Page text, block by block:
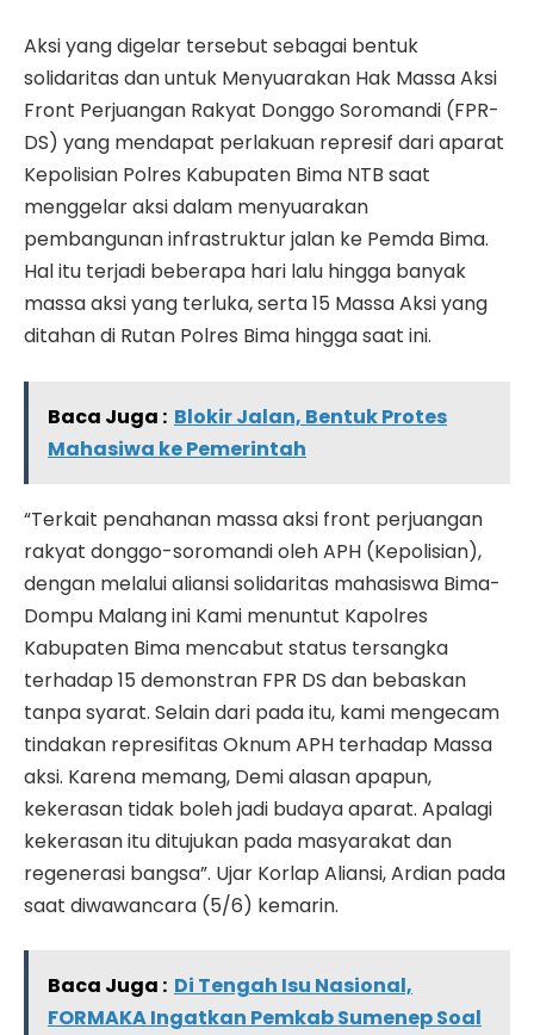
Aksi yang digelar tersebut sebagai bentuk
solidaritas dan untuk Menyuarakan Hak Massa Aksi
Front Perjuangan Rakyat Donggo Soromandi (FPR-
DS) yang mendapat perlakuan represif dari aparat
Kepolisian Polres Kabupaten Bima NTB saat
menggelar aksi dalam menyuarakan
pembangunan infrastruktur jalan ke Pemda Bima.
Hal itu terjadi beberapa hari lalu hingga banyak
massa aksi yang terluka, serta 15 Massa Aksi yang
ditahan di Rutan Polres Bima hingga saat ini.
Baca Juga : Blokir Jalan, Bentuk Protes
Mahasiwa ke Pemerintah
“Terkait penahanan massa aksi front perjuangan
rakyat donggo-soromandi oleh APH (Kepolisian),
dengan melalui aliansi solidaritas mahasiswa Bima-
Dompu Malang ini Kami menuntut Kapolres
Kabupaten Bima mencabut status tersangka
terhadap 15 demonstran FPR DS dan bebaskan
tanpa syarat. Selain dari pada itu, kami mengecam
tindakan represifitas Oknum APH terhadap Massa
aksi. Karena memang, Demi alasan apapun,
kekerasan tidak boleh jadi budaya aparat. Apalagi
kekerasan itu ditujukan pada masyarakat dan
regenerasi bangsa”. Ujar Korlap Aliansi, Ardian pada
saat diwawancara (5/6) kemarin.
Baca Juga : Di Tengah Isu Nasional,
FORMAKA Ingatkan Pemkab Sumenep Soal